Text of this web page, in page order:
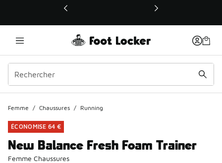
Ce lien ouvrira une nouvelle fenêtre
Femme / Chaussures / Running
ÉCONOMISE 64 €
New Balance Fresh Foam Trainer
Femme Chaussures